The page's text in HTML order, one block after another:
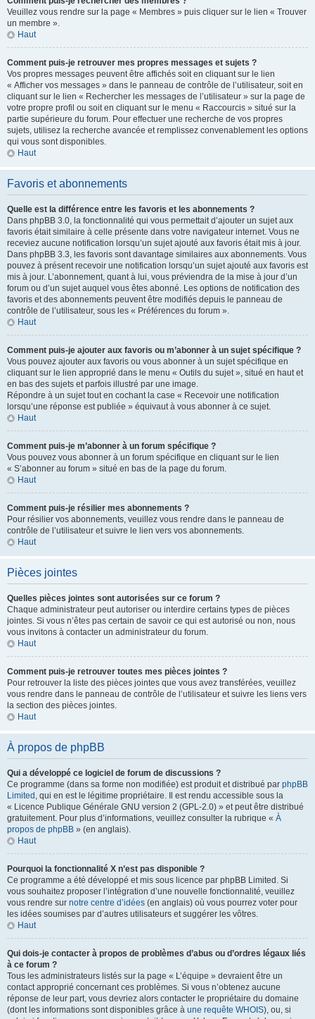
Veuillez vous rendre sur la page « Membres » puis cliquer sur le lien « Trouver
un membre ».
Haut
Comment puis-je retrouver mes propres messages et sujets ?
Vos propres messages peuvent être affichés soit en cliquant sur le lien
« Afficher vos messages » dans le panneau de contrôle de l’utilisateur, soit en
cliquant sur le lien « Rechercher les messages de l’utilisateur » sur la page de
votre propre profil ou soit en cliquant sur le menu « Raccourcis » situé sur la
partie supérieure du forum. Pour effectuer une recherche de vos propres
sujets, utilisez la recherche avancée et remplissez convenablement les options
qui vous sont disponibles.
Haut
Favoris et abonnements
Quelle est la différence entre les favoris et les abonnements ?
Dans phpBB 3.0, la fonctionnalité qui vous permettait d’ajouter un sujet aux
favoris était similaire à celle présente dans votre navigateur internet. Vous ne
receviez aucune notification lorsqu’un sujet ajouté aux favoris était mis à jour.
Dans phpBB 3.3, les favoris sont davantage similaires aux abonnements. Vous
pouvez à présent recevoir une notification lorsqu’un sujet ajouté aux favoris est
mis à jour. L’abonnement, quant à lui, vous préviendra de la mise à jour d’un
forum ou d’un sujet auquel vous êtes abonné. Les options de notification des
favoris et des abonnements peuvent être modifiés depuis le panneau de
contrôle de l’utilisateur, sous les « Préférences du forum ».
Haut
Comment puis-je ajouter aux favoris ou m’abonner à un sujet spécifique ?
Vous pouvez ajouter aux favoris ou vous abonner à un sujet spécifique en
cliquant sur le lien approprié dans le menu « Outils du sujet », situé en haut et
en bas des sujets et parfois illustré par une image.
Répondre à un sujet tout en cochant la case « Recevoir une notification
lorsqu’une réponse est publiée » équivaut à vous abonner à ce sujet.
Haut
Comment puis-je m’abonner à un forum spécifique ?
Vous pouvez vous abonner à un forum spécifique en cliquant sur le lien
« S’abonner au forum » situé en bas de la page du forum.
Haut
Comment puis-je résilier mes abonnements ?
Pour résilier vos abonnements, veuillez vous rendre dans le panneau de
contrôle de l’utilisateur et suivre le lien vers vos abonnements.
Haut
Pièces jointes
Quelles pièces jointes sont autorisées sur ce forum ?
Chaque administrateur peut autoriser ou interdire certains types de pièces
jointes. Si vous n’êtes pas certain de savoir ce qui est autorisé ou non, nous
vous invitons à contacter un administrateur du forum.
Haut
Comment puis-je retrouver toutes mes pièces jointes ?
Pour retrouver la liste des pièces jointes que vous avez transférées, veuillez
vous rendre dans le panneau de contrôle de l’utilisateur et suivre les liens vers
la section des pièces jointes.
Haut
À propos de phpBB
Qui a développé ce logiciel de forum de discussions ?
Ce programme (dans sa forme non modifiée) est produit et distribué par phpBB
Limited , qui en est le légitime propriétaire. Il est rendu accessible sous la
« Licence Publique Générale GNU version 2 (GPL-2.0) » et peut être distribué
gratuitement. Pour plus d’informations, veuillez consulter la rubrique « À
propos de phpBB » (en anglais).
Haut
Pourquoi la fonctionnalité X n’est pas disponible ?
Ce programme a été développé et mis sous licence par phpBB Limited. Si
vous souhaitez proposer l’intégration d’une nouvelle fonctionnalité, veuillez
vous rendre sur notre centre d’idées (en anglais) où vous pourrez voter pour
les idées soumises par d’autres utilisateurs et suggérer les vôtres.
Haut
Qui dois-je contacter à propos de problèmes d’abus ou d’ordres légaux liés
à ce forum ?
Tous les administrateurs listés sur la page « L’équipe » devraient être un
contact approprié concernant ces problèmes. Si vous n’obtenez aucune
réponse de leur part, vous devriez alors contacter le propriétaire du domaine
(dont les informations sont disponibles grâce à une requête WHOIS), ou, si